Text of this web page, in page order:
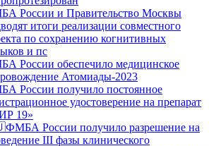
России и Правительство Москвы
итоги реализации совместного
по сохранению когнитивных
и пс
России обеспечило медицинское
Атомиады-2023
России получило постоянное
удостоверение на препарат
19»
России получило разрешение на
III фазы клинического